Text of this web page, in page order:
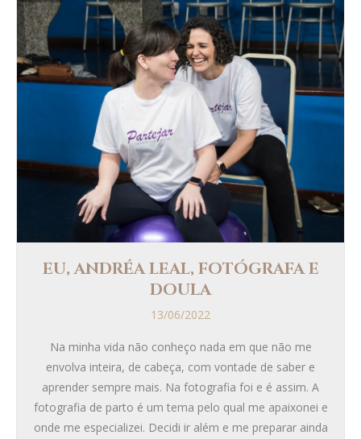
EU, ANDRÉA LEAL, FOTÓGRAFA E
DOULA
13/06/2022
Na minha vida não conheço nada em que não me
envolva inteira, de cabeça, com vontade de saber e
aprender sempre mais. Na fotografia foi e é assim. A
fotografia de parto é um tema pelo qual me apaixonei e
onde me especializei. Decidi ir além e me preparar ainda